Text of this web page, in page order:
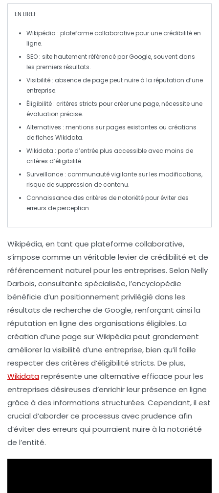
EN BREF
Wikipédia : plateforme collaborative pour une crédibilité en
ligne.
SEO : site hautement référencé par Google, souvent dans
les premiers résultats.
Visibilité : absence de page peut nuire à la réputation d’une
entreprise.
Éligibilité : critères stricts pour créer une page, nécessite une
évaluation précise.
Alternatives : mentions sur pages existantes ou créations
defiches Wikidata.
Wikidata : porte d’entrée plus accessible avec moins de
critères d’éligibilité.
Surveillance : communauté vigilante sur les modifications,
risque de suppression de contenu.
Connaissance des critères de notoriété pour éviter des
erreurs de perception.
Wikipédia, en tant que plateforme collaborative,
s’impose comme un véritable levier de crédibilité et de
référencement naturel pour les entreprises. Selon Nelly
Darbois, consultante spécialisée, l’encyclopédie
bénéficie d’un positionnement privilégié dans les
résultats de recherche de Google, renforçant ainsi la
réputation en ligne des organisations éligibles. La
création d’une page sur Wikipédia peut grandement
améliorer la visibilité d’une entreprise, bien qu’il faille
respecter des critères d’éligibilité stricts. De plus,
Wikidatareprésente une alternative efficace pour les
entreprises désireuses d’enrichir leur présence en ligne
grâce à des informations structurées. Cependant, il est
crucial d’aborder ce processus avec prudence afin
d’éviter des erreurs qui pourraient nuire à la notoriété
de l’entité.